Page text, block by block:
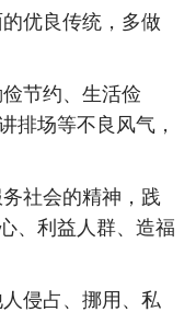
优良传统，多做
节约、生活俭
排场等不良风气，
社会的精神，践
、利益人群、造福
侵占、挪用、私